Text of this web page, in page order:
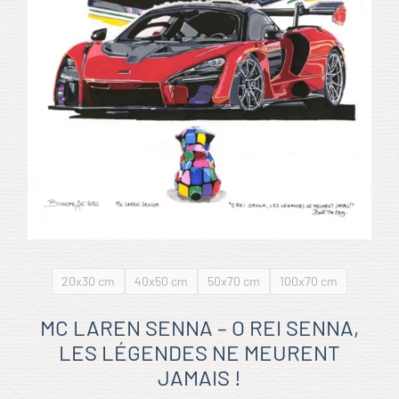
20x30 cm 40x50 cm 50x70 cm 100x70 cm
MC LAREN SENNA – O REI SENNA,
LES LÉGENDES NE MEURENT
JAMAIS !